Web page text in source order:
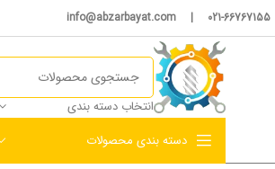
021-66767155 | info@abzarbayat.com
انتخاب دسته بندی
دسته بندی محصولات